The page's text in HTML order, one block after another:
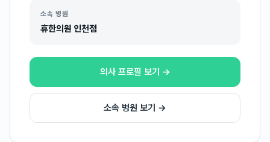
소속 병원
휴한의원 인천점
의사 프로필 보기 →
소속 병원 보기 →